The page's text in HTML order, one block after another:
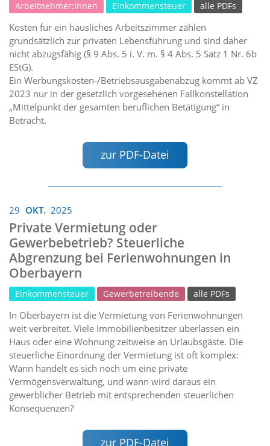
Arbeitnehmer:innen Einkommensteuer alle PDFs
Kosten für ein häusliches Arbeitszimmer zählen
grundsätzlich zur privaten Lebensführung und sind daher
nicht abzugsfähig (§ 9 Abs. 5 i. V. m. § 4 Abs. 5 Satz 1 Nr. 6b
EStG).
Ein Werbungskosten-/Betriebsausgabenabzug kommt ab VZ
2023 nur in der gesetzlich vorgesehenen Fallkonstellation
„Mittelpunkt der gesamten beruflichen Betätigung“ in
Betracht.
zur PDF-Datei
29 OKT. 2025
Private Vermietung oder
Gewerbebetrieb? Steuerliche
Abgrenzung bei Ferienwohnungen in
Oberbayern
Einkommensteuer Gewerbetreibende alle PDFs
In Oberbayern ist die Vermietung von Ferienwohnungen
weit verbreitet. Viele Immobilienbesitzer überlassen ein
Haus oder eine Wohnung zeitweise an Urlaubsgäste. Die
steuerliche Einordnung der Vermietung ist oft komplex:
Wann handelt es sich noch um eine private
Vermögensverwaltung, und wann wird daraus ein
gewerblicher Betrieb mit entsprechenden steuerlichen
Konsequenzen?
zur PDF-Datei